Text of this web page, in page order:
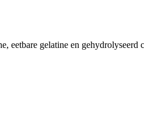
eetbare gelatine en gehydrolyseerd